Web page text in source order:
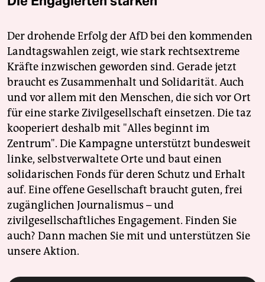
Der drohende Erfolg der AfD bei den kommenden
Landtagswahlen zeigt, wie stark rechtsextreme
Kräfte inzwischen geworden sind. Gerade jetzt
braucht es Zusammenhalt und Solidarität. Auch
und vor allem mit den Menschen, die sich vor Ort
für eine starke Zivilgesellschaft einsetzen. Die taz
kooperiert deshalb mit "Alles beginnt im
Zentrum". Die Kampagne unterstützt bundesweit
linke, selbstverwaltete Orte und baut einen
solidarischen Fonds für deren Schutz und Erhalt
auf. Eine offene Gesellschaft braucht guten, frei
zugänglichen Journalismus – und
zivilgesellschaftliches Engagement. Finden Sie
auch? Dann machen Sie mit und unterstützen Sie
unsere Aktion.